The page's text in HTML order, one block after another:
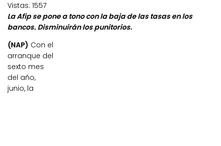
Vistas: 1557
La Afip se pone a tono con la baja de las tasas en los
bancos. Disminuirán los punitorios.
(NAP) Con el
arranque del
sexto mes
del año,
junio, la